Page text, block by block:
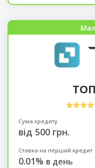
Сума кредиту
від 500 грн.
Ставка на перший кредит
0.01% в день